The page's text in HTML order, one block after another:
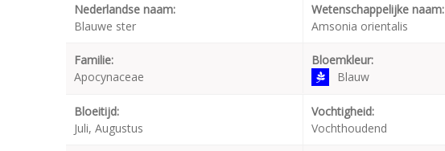
Nederlandse naam:
Blauwe ster
Wetenschappelijke naam:
Amsonia orientalis
Familie:
Apocynaceae
Bloemkleur:
Blauw
Bloeitijd:
Juli, Augustus
Vochtigheid:
Vochthoudend